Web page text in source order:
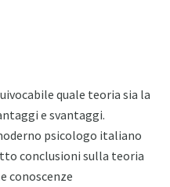
quale teoria sia la
e svantaggi.
psicologo italiano
conclusioni sulla teoria
conoscenze